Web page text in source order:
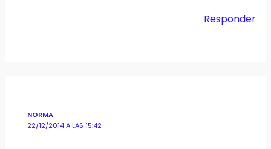
Responder
NORMA
22/12/2014 A LAS 15:42